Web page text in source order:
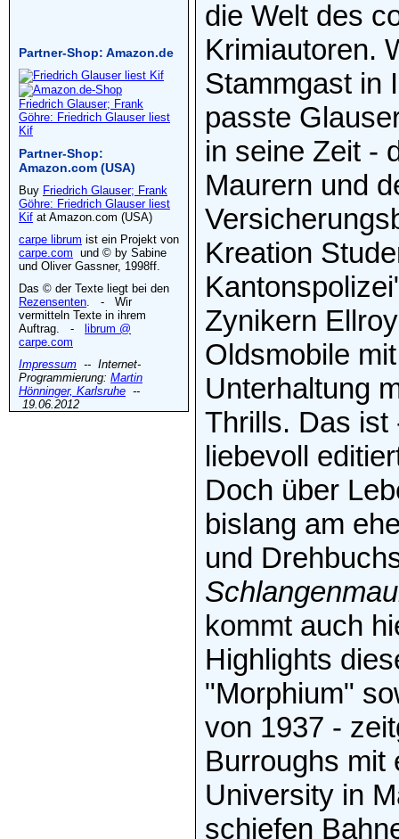
die Welt des
Krimiautoren.
Stammgast in
passte
in seine Zeit -
Maurern und
Kreation
Zynikern
Oldsmobile
Unterhaltung
Thrills. Das ist
liebevoll
Doch über
bislang am
und
kommt auch
Highlights
"Morphium"
von 1937 -
Burroughs mit
University in
schiefen
Partner-Shop: Amazon.de
Friedrich Glauser; Frank
Göhre: Friedrich Glauser liest
Kif
Partner-Shop:
Amazon.com (USA)
Buy Friedrich Glauser; Frank
Göhre: Friedrich Glauser liest
Kif at Amazon.com (USA)
carpe librum ist ein Projekt von
carpe.com und © by Sabine
und Oliver Gassner, 1998ff.
Das © der Texte liegt bei den
Rezensenten. - Wir
vermitteln Texte in ihrem
Auftrag. -
librum @
carpe.com
Impressum -- Internet-
Programmierung: Martin
Hönninger, Karlsruhe --
19.06.2012